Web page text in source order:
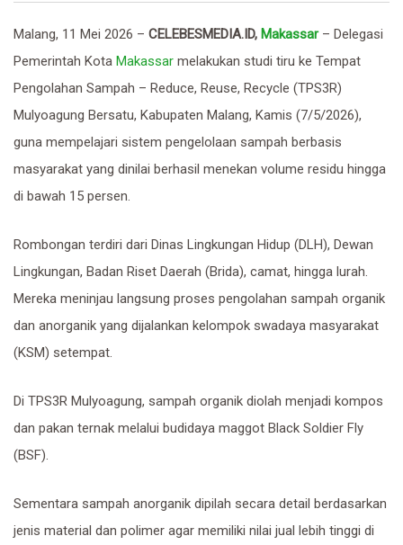
Malang, 11 Mei 2026 – CELEBESMEDIA.ID, Makassar– Delegasi
Pemerintah Kota Makassar melakukan studi tiru ke Tempat
Pengolahan Sampah – Reduce, Reuse, Recycle (TPS3R)
Mulyoagung Bersatu, Kabupaten Malang, Kamis (7/5/2026),
guna mempelajari sistem pengelolaan sampah berbasis
masyarakat yang dinilai berhasil menekan volume residu hingga
di bawah 15 persen.
Rombongan terdiri dari Dinas Lingkungan Hidup (DLH), Dewan
Lingkungan, Badan Riset Daerah (Brida), camat, hingga lurah.
Mereka meninjau langsung proses pengolahan sampah organik
dan anorganik yang dijalankan kelompok swadaya masyarakat
(KSM) setempat.
Di TPS3R Mulyoagung, sampah organik diolah menjadi kompos
dan pakan ternak melalui budidaya maggot Black Soldier Fly
(BSF).
Sementara sampah anorganik dipilah secara detail berdasarkan
jenis material dan polimer agar memiliki nilai jual lebih tinggi di